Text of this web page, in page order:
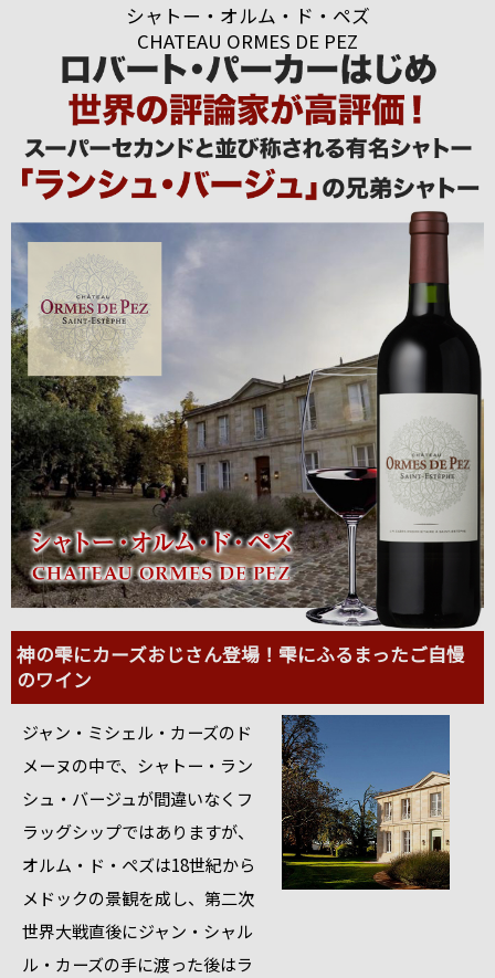
シャトー・オルム・ド・ペズ
CHATEAU ORMES DE PEZ
神の雫にカーズおじさん登場！雫にふるまったご自慢
のワイン
ジャン・ミシェル・カーズのド
メーヌの中で、シャトー・ラン
シュ・バージュが間違いなくフ
ラッグシップではありますが、
オルム・ド・ペズは18世紀から
メドックの景観を成し、第二次
世界大戦直後にジャン・シャル
ル・カーズの手に渡った後はラ